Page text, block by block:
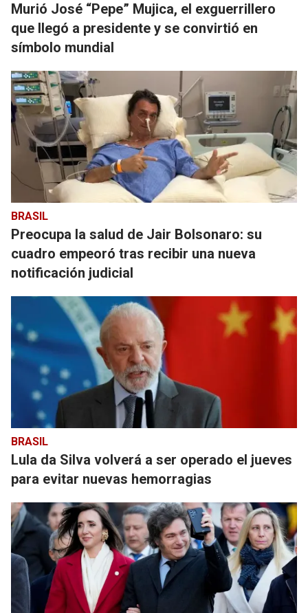
Murió José “Pepe” Mujica, el exguerrillero
que llegó a presidente y se convirtió en
símbolo mundial
BRASIL
Preocupa la salud de Jair Bolsonaro: su
cuadro empeoró tras recibir una nueva
notificación judicial
BRASIL
Lula da Silva volverá a ser operado el jueves
para evitar nuevas hemorragias